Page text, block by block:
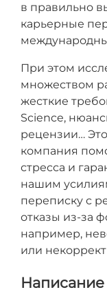
в правильно
карьерные
При этом
множеством
жесткие
Science,
рецензии…
компания
стресса и
нашим
переписку с
отказы из-за
например,
или
Написание